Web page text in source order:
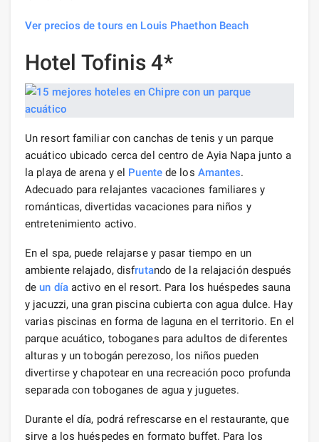
Ver precios de tours en Louis Phaethon Beach
Hotel Tofinis 4*
Un resort familiar con canchas de tenis y un parque
acuático ubicado cerca del centro de Ayia Napa junto a
la playa de arena y el Puentede los Amantes.
Adecuado para relajantes vacaciones familiares y
románticas, divertidas vacaciones para niños y
entretenimiento activo.
En el spa, puede relajarse y pasar tiempo en un
ambiente relajado, disfrutando de la relajación después
deun díaactivo en el resort. Para los huéspedes sauna
y jacuzzi, una gran piscina cubierta con agua dulce. Hay
varias piscinas en forma de laguna en el territorio. En el
parque acuático, toboganes para adultos de diferentes
alturas y un tobogán perezoso, los niños pueden
divertirse y chapotear en una recreación poco profunda
separada con toboganes de agua y juguetes.
Durante el día, podrá refrescarse en el restaurante, que
sirve a los huéspedes en formato buffet. Para los